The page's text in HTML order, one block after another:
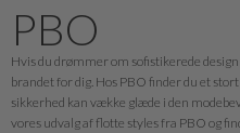
PBO
Hvis du drømmer om sofistikerede
brandet for dig. Hos PBO finder du et
sikkerhed kan vække glæde i den
vores udvalg af flotte styles fra PBO og